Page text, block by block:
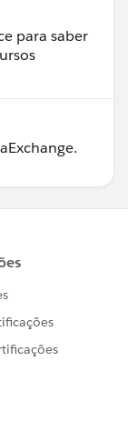
para saber